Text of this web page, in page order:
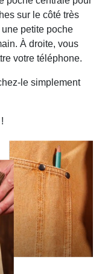
sur le côté très
petite poche
À droite, vous
votre téléphone.
le simplement